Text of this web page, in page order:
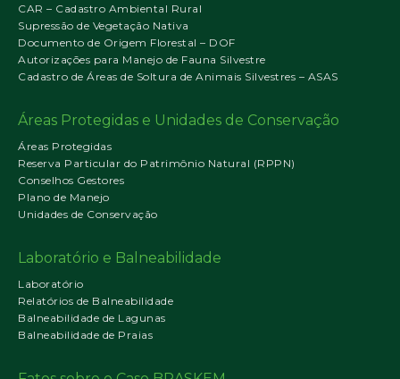
CAR – Cadastro Ambiental Rural
Supressão de Vegetação Nativa
Documento de Origem Florestal – DOF
Autorizações para Manejo de Fauna Silvestre
Cadastro de Áreas de Soltura de Animais Silvestres – ASAS
Áreas Protegidas e Unidades de Conservação
Áreas Protegidas
Reserva Particular do Patrimônio Natural (RPPN)
Conselhos Gestores
Plano de Manejo
Unidades de Conservação
Laboratório e Balneabilidade
Laboratório
Relatórios de Balneabilidade
Balneabilidade de Lagunas
Balneabilidade de Praias